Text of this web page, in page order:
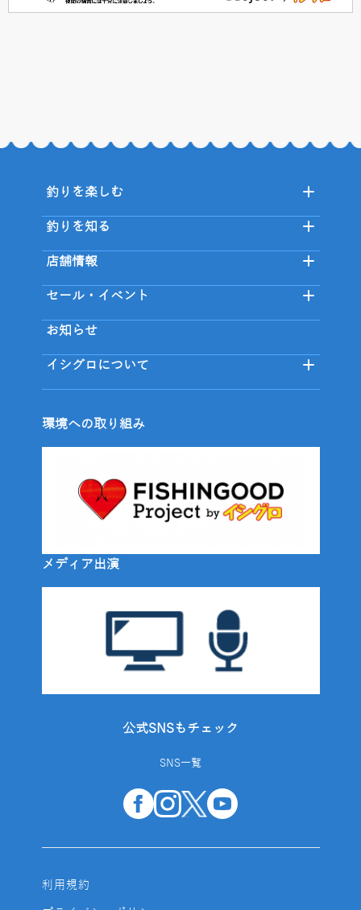
釣りを楽しむ
釣りを知る
店舗情報
セール・イベント
お知らせ
イシグロについて
環境への取り組み
メディア出演
公式SNSもチェック
SNS一覧
利用規約